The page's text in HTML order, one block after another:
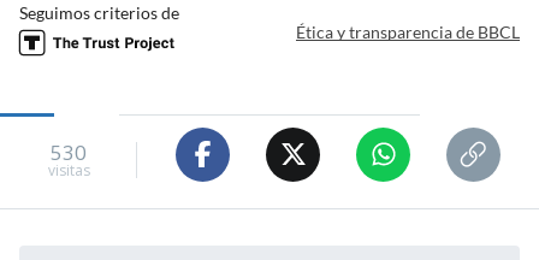
Seguimos criterios de
Ética y transparencia de BBCL
530
visitas